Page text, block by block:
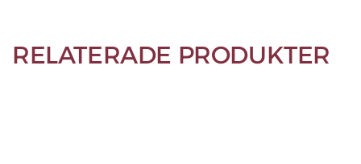
RELATERADE PRODUKTER